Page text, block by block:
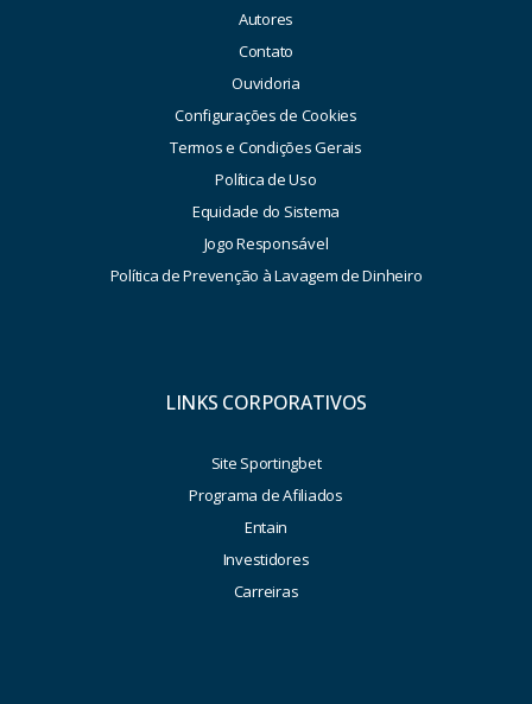
Autores
Contato
Ouvidoria
Configurações de Cookies
Termos e Condições Gerais
Política de Uso
Equidade do Sistema
Jogo Responsável
Política de Prevenção à Lavagem de Dinheiro
LINKS CORPORATIVOS
Site Sportingbet
Programa de Afiliados
Entain
Investidores
Carreiras